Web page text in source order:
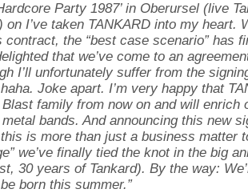
Party 1987’ in Oberursel (live
on I’ve taken TANKARD into my heart.
contract, the “best case scenario” has
that we’ve come to an
I’ll unfortunately suffer from the
Joke apart. I’m very happy that
family from now on and will enrich
bands. And announcing this new
is more than just a business matter
we’ve finally tied the knot in the big
30 years of Tankard). By the way:
born this summer.”